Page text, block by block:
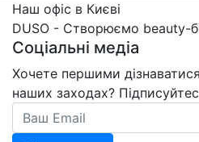
Наш офіс в Києві
DUSO - Створюємо beauty-
Соціальні медіа
Хочете першими дізнаватися
наших заходах?
Email